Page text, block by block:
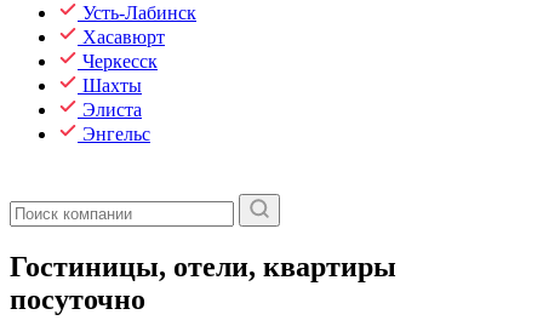
Усть-Лабинск
Хасавюрт
Черкесск
Шахты
Элиста
Энгельс
Гостиницы, отели, квартиры
посуточно